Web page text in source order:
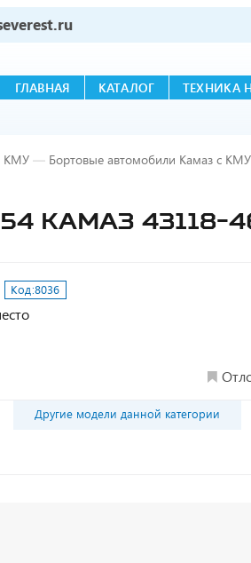
ГЛАВНАЯ КАТАЛОГ ТЕХНИКА
КМУ — Бортовые автомобили Камаз с КМУ
КАМАЗ 43118-
Код:8036
Другие модели данной категории